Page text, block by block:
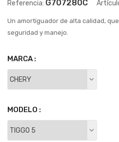
Referencia: G707280C
Un amortiguador de alta calidad,
seguridad y manejo.
MARCA :
MODELO :